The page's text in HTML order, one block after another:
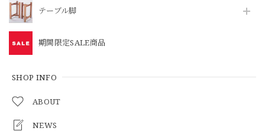
テーブル脚
期間限定SALE商品
SHOP INFO
ABOUT
NEWS